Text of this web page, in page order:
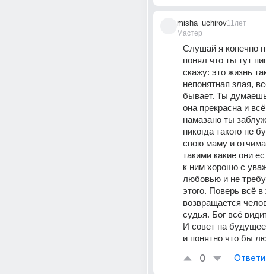
misha_uchirov
Мастер
11лет
Слушай я конечно
понял что ты тут
скажу: это жизнь
непонятная злая,
бывает. Ты
она прекрасна и
намазано ты
никогда такого не
свою маму и
такими какие они
к ним хорошо с
любовью и не
этого. Поверь всё в
возвращается
судья. Бог всё
И совет на
и понятно что бы
0